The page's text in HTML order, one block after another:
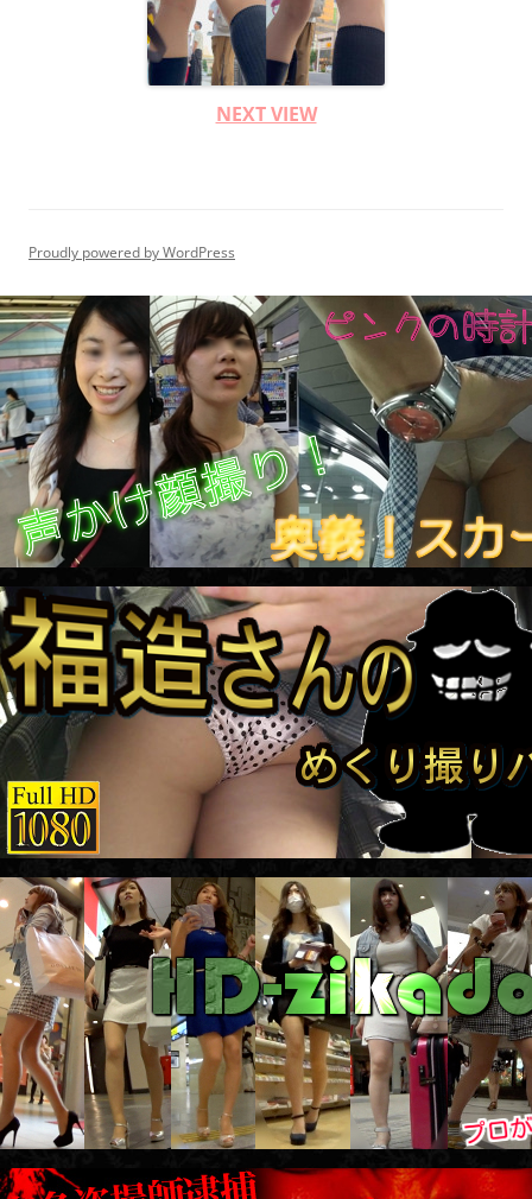
NEXT VIEW
Proudly powered by WordPress